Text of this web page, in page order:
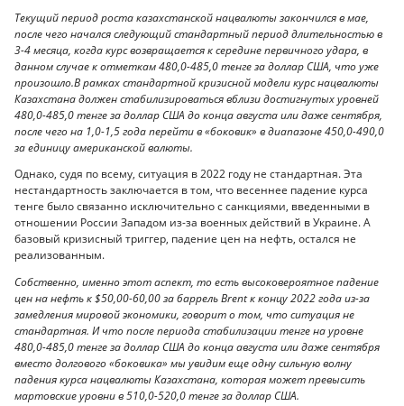
Текущий период роста казахстанской нацвалюты закончился в мае,
после чего начался следующий стандартный период длительностью в
3-4 месяца, когда курс возвращается к середине первичного удара, в
данном случае к отметкам 480,0-485,0 тенге за доллар США, что уже
произошло.В рамках стандартной кризисной модели курс нацвалюты
Казахстана должен стабилизироваться вблизи достигнутых уровней
480,0-485,0 тенге за доллар США до конца августа или даже сентября,
после чего на 1,0-1,5 года перейти в «боковик» в диапазоне 450,0-490,0
за единицу американской валюты.
Однако, судя по всему, ситуация в 2022 году не стандартная. Эта
нестандартность заключается в том, что весеннее падение курса
тенге было связанно исключительно с санкциями, введенными в
отношении России Западом из-за военных действий в Украине. А
базовый кризисный триггер, падение цен на нефть, остался не
реализованным.
Собственно, именно этот аспект, то есть высоковероятное падение
цен на нефть к $50,00-60,00 за баррель Brent к концу 2022 года из-за
замедления мировой экономики, говорит о том, что ситуация не
стандартная. И что после периода стабилизации тенге на уровне
480,0-485,0 тенге за доллар США до конца августа или даже сентября
вместо долгового «боковика» мы увидим еще одну сильную волну
падения курса нацвалюты Казахстана, которая может превысить
мартовские уровни в 510,0-520,0 тенге за доллар США.